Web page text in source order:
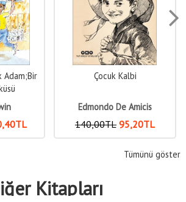
TL
Çocuk Kalbi
Edmondo De Amicis
140,00TL 95,20TL
Tümünü göster
Kitapları